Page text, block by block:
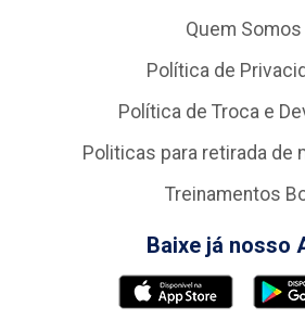
Quem Somos
Política de
Política de Troca e
Politicas para retirada de
Treinamentos
Baixe já nosso